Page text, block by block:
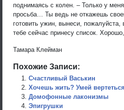
поднимаясь с колен. – Только у
просьба… Ты ведь не откажешь
готовить ужин, вынеси,
тебе сейчас принесу список.
Тамара Клейман
Похожие Записи:
Счастливый Васькин
Хочешь жить? Умей
Домофонные лаконизмы
Эпигрушки